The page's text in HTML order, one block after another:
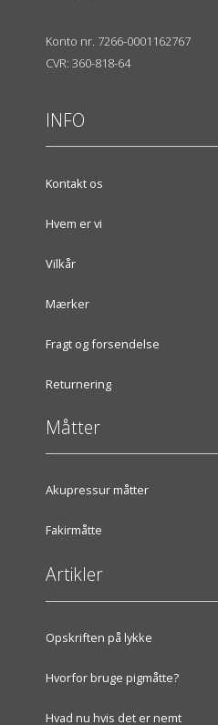
Konto nr. 7266-0001162767
CVR: 360-818-64
INFO
Kontakt os
Hvem er vi
Vilkår
Mærker
Fragt og forsendelse
Returnering
Måtter
Akupressur måtter
Fakirmåtte
Artikler
Opskriften på lykke
Hvorfor bruge pigmåtte?
Hvad nu hvis det er nemt